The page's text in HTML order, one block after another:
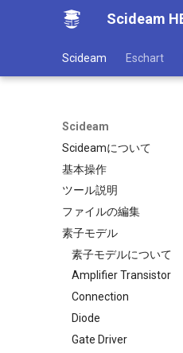
Scideam
Scideam Eschart
Scideam
Scideamについて
基本操作
機能概要
ファイルメニュー
ウインドウの表示
ウインドウの操作
ヘルプメニュー
キーボード・マウス操
回路エディタ
アプリ情報と設定
ツール説明
ツールについて
CVTビューワー
インスペクター
ヒストリー
State Viewer
パレット
Circuit Browser
ファイルの編集
グローバル変数
ルックアップテーブル
スクリプトファイル
SLCスクリプトファイ
素子モデル
素子モデルについて
Amplifier Transistor
Nch MOSFET
NPN Transistor
Pch MOSFET
Connection
Far Jumper
Ground
Diode
3phase Diode Bridge
Gate Driver